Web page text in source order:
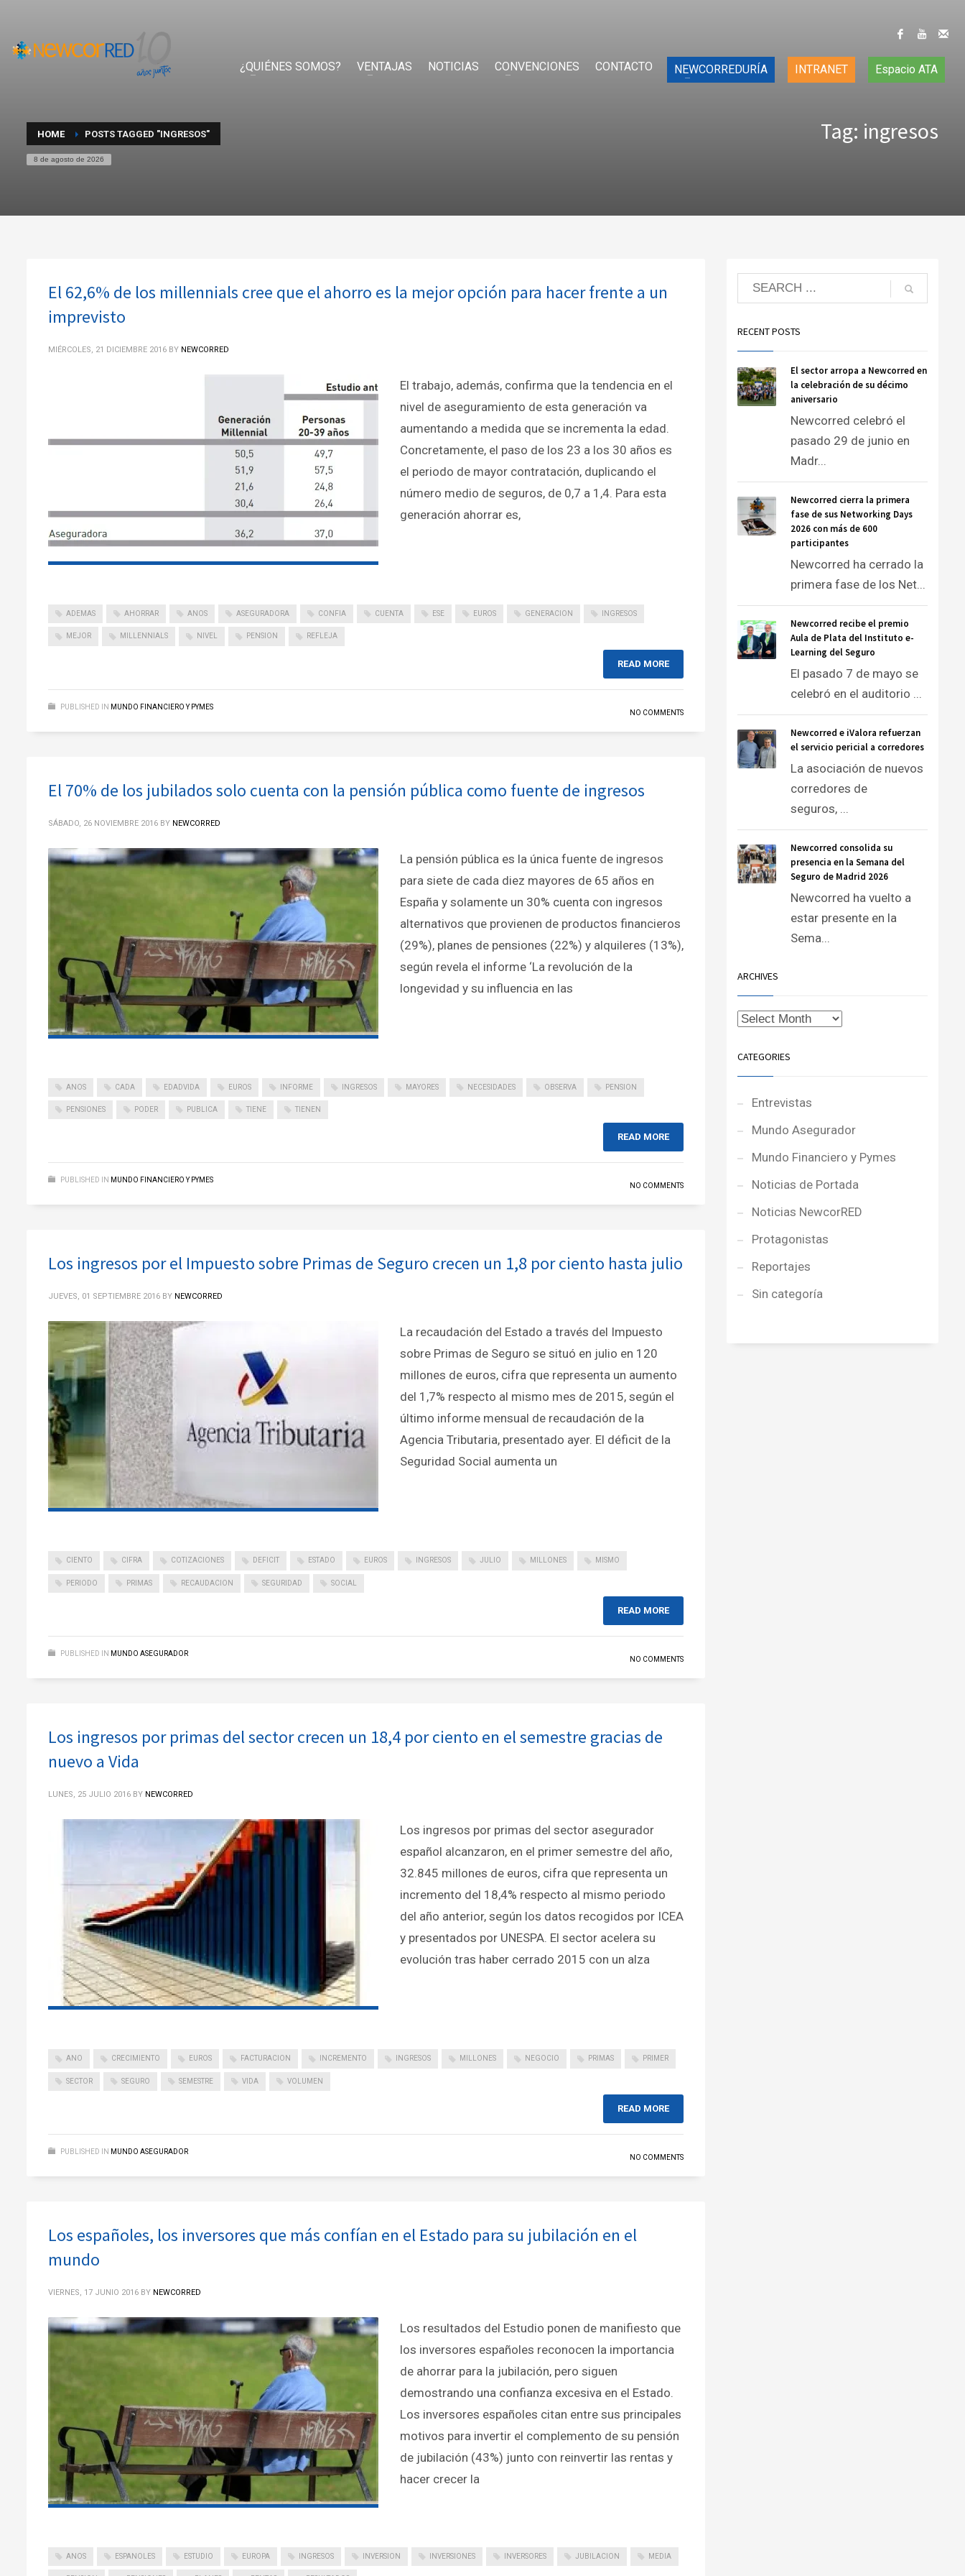
¿QUIÉNES SOMOS? VENTAJAS NOTICIAS CONVENCIONES CONTACTO NEWCORREDURÍA INTRANET Espacio ATA
HOME POSTS TAGGED "INGRESOS"
8 de agosto de 2026
Tag: ingresos
El 62,6% de los millennials cree que el ahorro es la mejor opción para hacer frente a un
imprevisto
MIÉRCOLES, 21 DICIEMBRE 2016 BY NEWCORRED
El trabajo, además, confirma que la tendencia en el
nivel de aseguramiento de esta generación va
aumentando a medida que se incrementa la edad.
Concretamente, el paso de los 23 a los 30 años es
el periodo de mayor contratación, duplicando el
número medio de seguros, de 0,7 a 1,4. Para esta
generación ahorrar es,
ADEMAS AHORRAR ANOS ASEGURADORA CONFIA CUENTA ESE EUROS GENERACION INGRESOS
MEJOR MILLENNIALS NIVEL PENSION REFLEJA
READ MORE
PUBLISHED IN MUNDO FINANCIERO Y PYMES
NO COMMENTS
El 70% de los jubilados solo cuenta con la pensión pública como fuente de ingresos
SÁBADO, 26 NOVIEMBRE 2016 BY NEWCORRED
La pensión pública es la única fuente de ingresos
para siete de cada diez mayores de 65 años en
España y solamente un 30% cuenta con ingresos
alternativos que provienen de productos financieros
(29%), planes de pensiones (22%) y alquileres (13%),
según revela el informe ‘La revolución de la
longevidad y su influencia en las
ANOS CADA EDADVIDA EUROS INFORME INGRESOS MAYORES NECESIDADES OBSERVA PENSION
PENSIONES PODER PUBLICA TIENE TIENEN
READ MORE
PUBLISHED IN MUNDO FINANCIERO Y PYMES
NO COMMENTS
Los ingresos por el Impuesto sobre Primas de Seguro crecen un 1,8 por ciento hasta julio
JUEVES, 01 SEPTIEMBRE 2016 BY NEWCORRED
La recaudación del Estado a través del Impuesto
sobre Primas de Seguro se situó en julio en 120
millones de euros, cifra que representa un aumento
del 1,7% respecto al mismo mes de 2015, según el
último informe mensual de recaudación de la
Agencia Tributaria, presentado ayer. El déficit de la
Seguridad Social aumenta un
CIENTO CIFRA COTIZACIONES DEFICIT ESTADO EUROS INGRESOS JULIO MILLONES MISMO
PERIODO PRIMAS RECAUDACION SEGURIDAD SOCIAL
READ MORE
PUBLISHED IN MUNDO ASEGURADOR
NO COMMENTS
Los ingresos por primas del sector crecen un 18,4 por ciento en el semestre gracias de
nuevo a Vida
LUNES, 25 JULIO 2016 BY NEWCORRED
Los ingresos por primas del sector asegurador
español alcanzaron, en el primer semestre del año,
32.845 millones de euros, cifra que representa un
incremento del 18,4% respecto al mismo periodo
del año anterior, según los datos recogidos por ICEA
y presentados por UNESPA. El sector acelera su
evolución tras haber cerrado 2015 con un alza
ANO CRECIMIENTO EUROS FACTURACION INCREMENTO INGRESOS MILLONES NEGOCIO PRIMAS PRIMER
SECTOR SEGURO SEMESTRE VIDA VOLUMEN
READ MORE
PUBLISHED IN MUNDO ASEGURADOR
NO COMMENTS
Los españoles, los inversores que más confían en el Estado para su jubilación en el
mundo
VIERNES, 17 JUNIO 2016 BY NEWCORRED
Los resultados del Estudio ponen de manifiesto que
los inversores españoles reconocen la importancia
de ahorrar para la jubilación, pero siguen
demostrando una confianza excesiva en el Estado.
Los inversores españoles citan entre sus principales
motivos para invertir el complemento de su pensión
de jubilación (43%) junto con reinvertir las rentas y
hacer crecer la
ANOS ESPANOLES ESTUDIO EUROPA INGRESOS INVERSION INVERSIONES INVERSORES JUBILACION MEDIA
RECENT POSTS
El sector arropa a Newcorred en
la celebración de su décimo
aniversario
Newcorred celebró el
pasado 29 de junio en
Madr...
Newcorred cierra la primera
fase de sus Networking Days
2026 con más de 600
participantes
Newcorred ha cerrado la
primera fase de los Net...
Newcorred recibe el premio
Aula de Plata del Instituto e-
Learning del Seguro
El pasado 7 de mayo se
celebró en el auditorio ...
Newcorred e iValora refuerzan
el servicio pericial a corredores
La asociación de nuevos
corredores de
seguros, ...
Newcorred consolida su
presencia en la Semana del
Seguro de Madrid 2026
Newcorred ha vuelto a
estar presente en la
Sema...
ARCHIVES
CATEGORIES
Entrevistas
Mundo Asegurador
Mundo Financiero y Pymes
Noticias de Portada
Noticias NewcorRED
Protagonistas
Reportajes
Sin categoría